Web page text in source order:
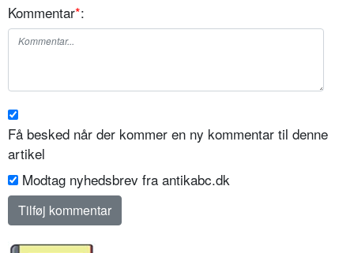
Kommentar*:
Få besked når der kommer en ny kommentar til denne
artikel
Modtag nyhedsbrev fra antikabc.dk